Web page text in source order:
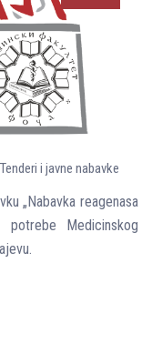
Tenderi i javne nabavke
„Nabavka reagenasa
potrebe Medicinskog